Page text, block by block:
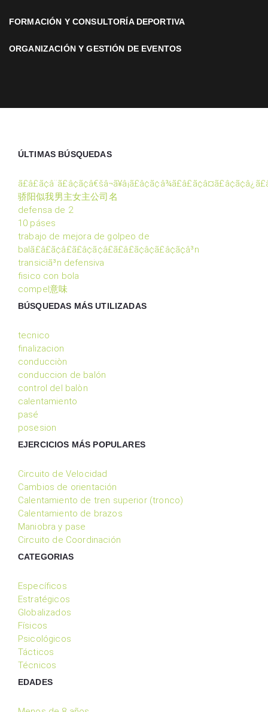
FORMACIÓN Y CONSULTORÍA DEPORTIVA
ORGANIZACIÓN Y GESTIÓN DE EVENTOS
ÚLTIMAS BÚSQUEDAS
骄阳似我男主女主公司名
defensa de 2
10 páses
trabajo de mejora de golpeo de
balã£â£ã¢â£ã£â¢ã¢â£ã£â£ã¢â¢ã£â¢ã¢â³n
transiciã³n defensiva
fisico con bola
compel意味
BÚSQUEDAS MÁS UTILIZADAS
tecnico
finalizacion
conducciòn
conduccion de balón
control del balòn
calentamiento
pasé
posesion
EJERCICIOS MÁS POPULARES
Circuito de Velocidad
Cambios de orientación
Calentamiento de tren superior (tronco)
Calentamiento de brazos
Maniobra y pase
Circuito de Coordinación
CATEGORIAS
Específicos
Estratégicos
Globalizados
Físicos
Psicológicos
Tácticos
Técnicos
EDADES